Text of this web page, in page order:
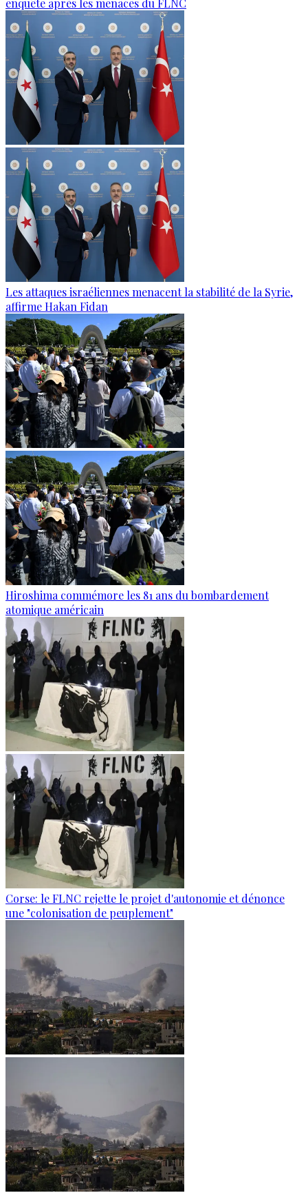
enquête après les menaces du FLNC
Les attaques israéliennes menacent la stabilité de la Syrie,
affirme Hakan Fidan
Hiroshima commémore les 81 ans du bombardement
atomique américain
Corse: le FLNC rejette le projet d'autonomie et dénonce
une "colonisation de peuplement"